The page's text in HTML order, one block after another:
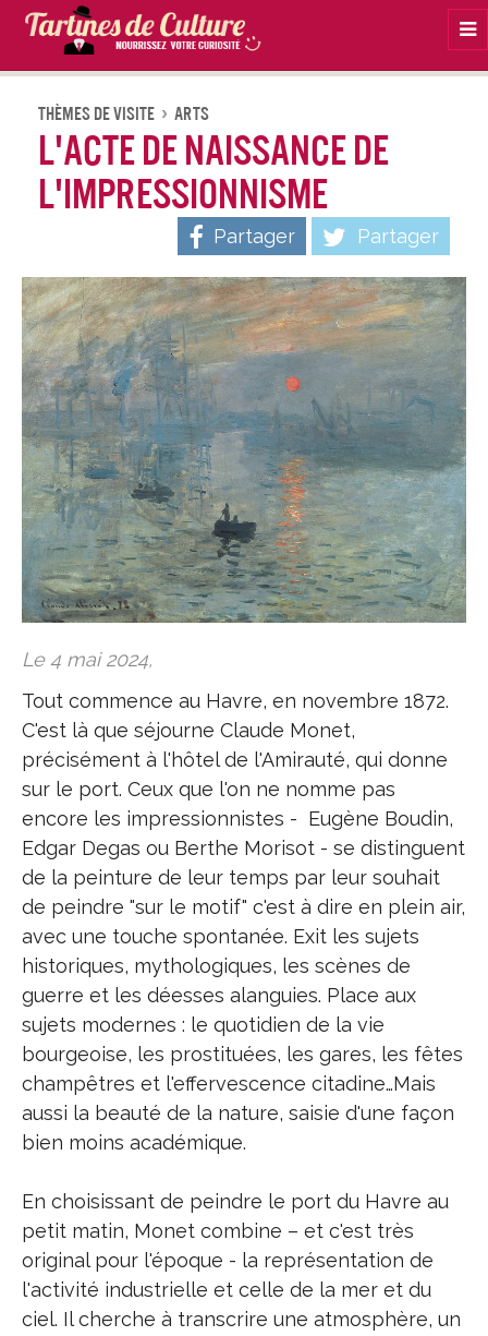
Thèmes De Visite Arts
L'acte de naissance de
l'impressionnisme
Partager Partager
Le 4 mai 2024,
Tout commence au Havre, en novembre 1872.
C'est là que séjourne Claude Monet,
précisément à l'hôtel de l'Amirauté, qui donne
sur le port. Ceux que l'on ne nomme pas
encore les impressionnistes - Eugène Boudin,
Edgar Degas ou Berthe Morisot - se distinguent
de la peinture de leur temps par leur souhait
de peindre "sur le motif" c'est à dire en plein air,
avec une touche spontanée. Exit les sujets
historiques, mythologiques, les scènes de
guerre et les déesses alanguies. Place aux
sujets modernes : le quotidien de la vie
bourgeoise, les prostituées, les gares, les fêtes
champêtres et l'effervescence citadine…Mais
aussi la beauté de la nature, saisie d'une façon
bien moins académique.
En choisissant de peindre le port du Havre au
petit matin, Monet combine – et c'est très
original pour l'époque - la représentation de
l'activité industrielle et celle de la mer et du
ciel. Il cherche à transcrire une atmosphère, un